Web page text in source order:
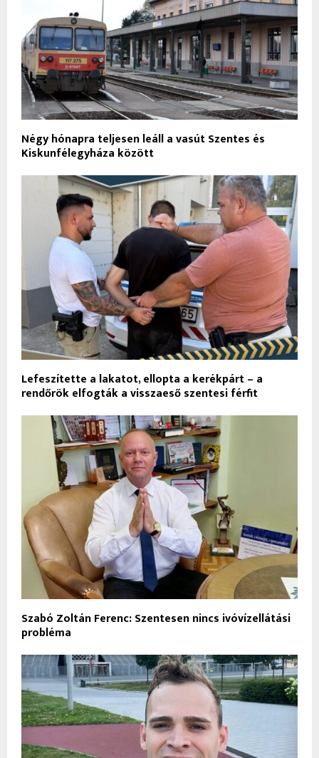
Négy hónapra teljesen leáll a vasút Szentes és
Kiskunfélegyháza között
Lefeszítette a lakatot, ellopta a kerékpárt – a
rendőrök elfogták a visszaeső szentesi férfit
Szabó Zoltán Ferenc: Szentesen nincs ivóvízellátási
probléma